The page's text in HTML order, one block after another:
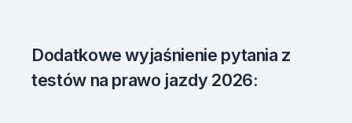
Dodatkowe wyjaśnienie pytania z
testów na prawo jazdy 2026: